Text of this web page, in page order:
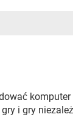
komputer
i gry